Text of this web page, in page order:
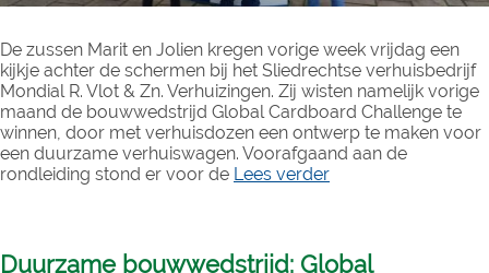
De zussen Marit en Jolien kregen vorige week vrijdag een
kijkje achter de schermen bij het Sliedrechtse verhuisbedrijf
Mondial R. Vlot & Zn. Verhuizingen. Zij wisten namelijk vorige
maand de bouwwedstrijd Global Cardboard Challenge te
winnen, door met verhuisdozen een ontwerp te maken voor
een duurzame verhuiswagen. Voorafgaand aan de
rondleiding stond er voor de Lees verder
Duurzame bouwwedstrijd: Global